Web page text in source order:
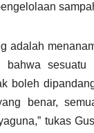
adalah
bahwa sesuatu
boleh
benar,
tukas